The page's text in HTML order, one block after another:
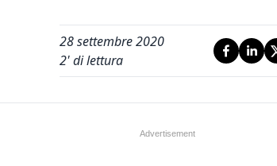
28 settembre 2020
2' di lettura